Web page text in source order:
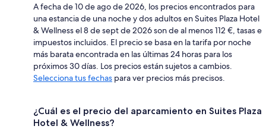
A fecha de 10 de ago de 2026, los precios encontrados para
una estancia de una noche y dos adultos en Suites Plaza Hotel
& Wellness el 8 de sept de 2026 son de al menos 112 €, tasas e
impuestos incluidos. El precio se basa en la tarifa por noche
más barata encontrada en las últimas 24 horas para los
próximos 30 días. Los precios están sujetos a cambios.
Selecciona tus fechas para ver precios más precisos.
¿Cuál es el precio del aparcamiento en Suites Plaza
Hotel & Wellness?